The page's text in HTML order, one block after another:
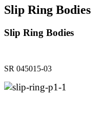
Slip Ring Bodies
Slip Ring Bodies
SR 045015-03